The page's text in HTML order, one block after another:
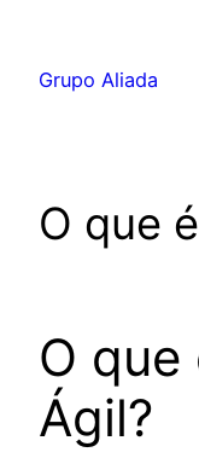
Grupo Aliada
O que
O que
Ágil?